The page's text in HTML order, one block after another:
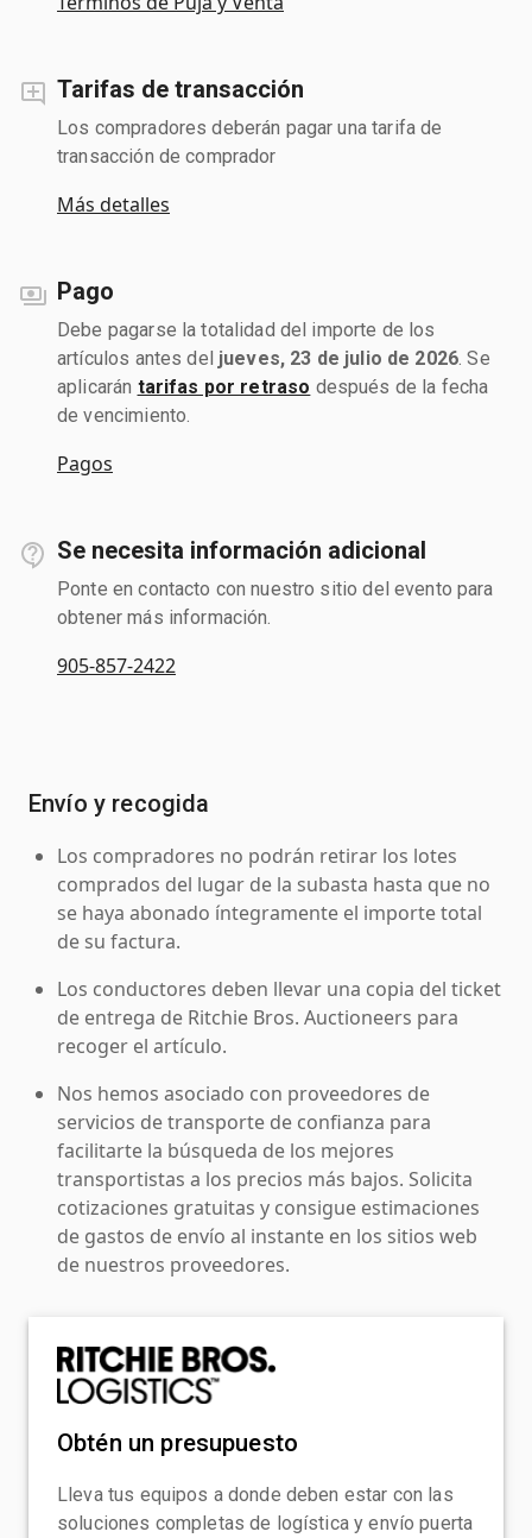
Tarifas de transacción
Los compradores deberán pagar una tarifa de
transacción de comprador
Más detalles
Pago
Debe pagarse la totalidad del importe de los
artículos antes del jueves, 23 de julio de 2026 . Se
aplicarán tarifas por retraso después de la fecha
de vencimiento.
Pagos
Se necesita información adicional
Ponte en contacto con nuestro sitio del evento para
obtener más información.
905-857-2422
Envío y recogida
Los compradores no podrán retirar los lotes
comprados del lugar de la subasta hasta que no
se haya abonado íntegramente el importe total
de su factura.
Los conductores deben llevar una copia del ticket
de entrega de Ritchie Bros. Auctioneers para
recoger el artículo.
Nos hemos asociado con proveedores de
servicios de transporte de confianza para
facilitarte la búsqueda de los mejores
transportistas a los precios más bajos. Solicita
cotizaciones gratuitas y consigue estimaciones
de gastos de envío al instante en los sitios web
de nuestros proveedores.
Obtén un presupuesto
Lleva tus equipos a donde deben estar con las
soluciones completas de logística y envío puerta